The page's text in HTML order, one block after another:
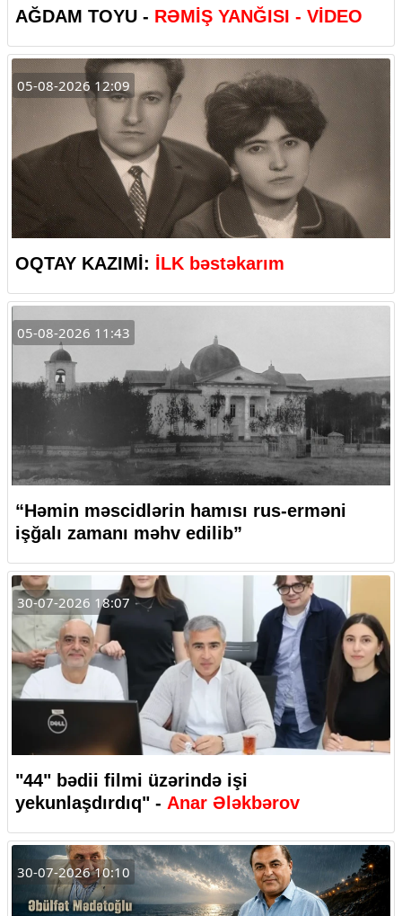
AĞDAM TOYU - RƏMİŞ YANĞISI - VİDEO
05-08-2026 12:09
OQTAY KAZIMİ: İLK bəstəkarım
05-08-2026 11:43
“Həmin məscidlərin hamısı rus-erməni
işğalı zamanı məhv edilib”
30-07-2026 18:07
"44" bədii filmi üzərində işi
yekunlaşdırdıq" - Anar Ələkbərov
30-07-2026 10:10